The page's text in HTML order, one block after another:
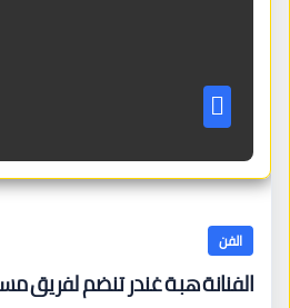
الفن
الفنانة هبة غندر تنضم لفريق